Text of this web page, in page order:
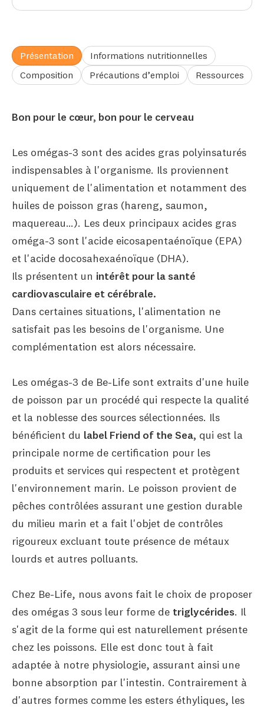
Présentation
Informations nutritionnelles
Composition
Précautions d’emploi Ressources
Bon pour le cœur, bon pour le cerveau
Les omégas-3 sont des acides gras polyinsaturés
indispensables à l'organisme. Ils proviennent
uniquement de l'alimentation et notamment des
huiles de poisson gras (hareng, saumon,
maquereau…). Les deux principaux acides gras
oméga-3 sont l'acide eicosapentaénoïque (EPA)
et l'acide docosahexaénoïque (DHA).
Ils présentent un intérêt pour la santé
cardiovasculaire et cérébrale.
Dans certaines situations, l'alimentation ne
satisfait pas les besoins de l'organisme. Une
complémentation est alors nécessaire.
Les omégas-3 de Be-Life sont extraits d'une huile
de poisson par un procédé qui respecte la qualité
et la noblesse des sources sélectionnées. Ils
bénéficient du label Friend of the Sea, qui est la
principale norme de certification pour les
produits et services qui respectent et protègent
l'environnement marin. Le poisson provient de
pêches contrôlées assurant une gestion durable
du milieu marin et a fait l'objet de contrôles
rigoureux excluant toute présence de métaux
lourds et autres polluants.
Chez Be-Life, nous avons fait le choix de proposer
des omégas 3 sous leur forme de triglycérides. Il
s'agit de la forme qui est naturellement présente
chez les poissons. Elle est donc tout à fait
adaptée à notre physiologie, assurant ainsi une
bonne absorption par l'intestin. Contrairement à
d'autres formes comme les esters éthyliques, les